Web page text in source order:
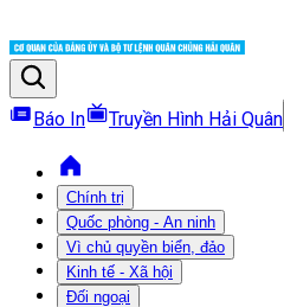
Báo In Truyền Hình Hải Quân
Chính trị
Quốc phòng - An ninh
Vì chủ quyền biển, đảo
Kinh tế - Xã hội
Đối ngoại